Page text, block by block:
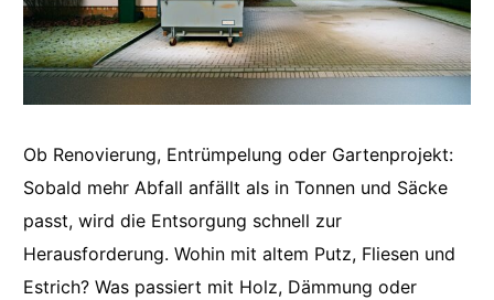
Ob Renovierung, Entrümpelung oder Gartenprojekt:
Sobald mehr Abfall anfällt als in Tonnen und Säcke
passt, wird die Entsorgung schnell zur
Herausforderung. Wohin mit altem Putz, Fliesen und
Estrich? Was passiert mit Holz, Dämmung oder